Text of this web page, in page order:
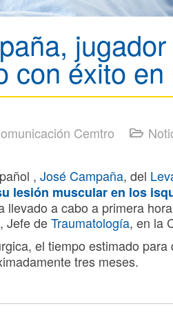
con éxito
Cemtro
, José Campaña, del
lesión muscularen los
llevado a cabo a primera
, Jefe deTraumatología, en la
el tiempo estimado para
tres meses.